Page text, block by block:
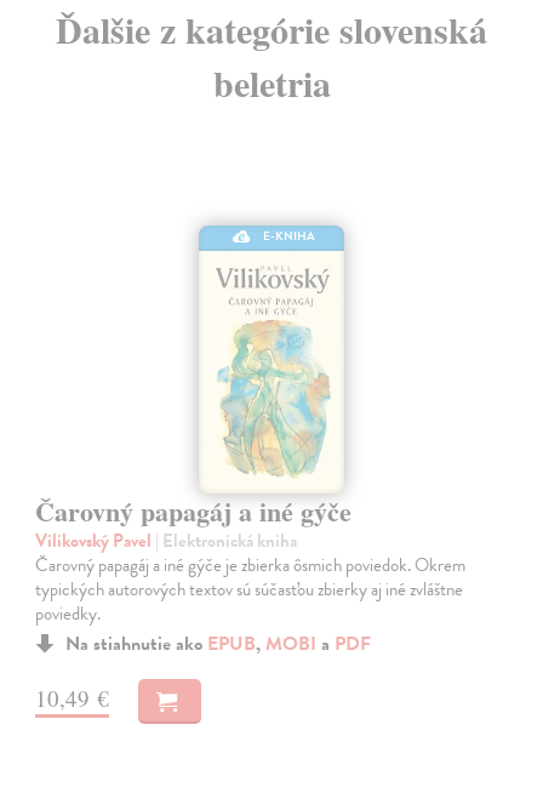
Ďalšie z kategórie slovenská
beletria
E-KNIHA
Čarovný papagáj a iné gýče
Vilikovský Pavel | Elektronická kniha
Čarovný papagáj a iné gýče je zbierka ôsmich poviedok. Okrem
typických autorových textov sú súčasťou zbierky aj iné zvláštne
poviedky.
Na stiahnutie ako EPUB, MOBI a PDF
10,49 €